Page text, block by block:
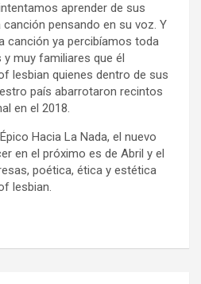
aprender de sus
pensando en su voz. Y
canción ya percibíamos toda
muy familiares que él
lesbian quienes dentro de sus
país abarrotaron recintos
en el 2018.
Hacia La Nada, el nuevo
en el próximo es de Abril y el
poética, ética y estética
lesbian.